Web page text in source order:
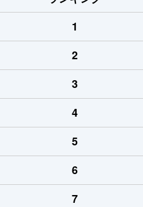
1
2
3
4
5
6
7